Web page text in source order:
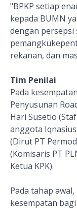
"BPKP setiap
kepada BUMN
dengan persepsi
rekanan, dan
Tim Penilai
Pada
Penyusunan
Hari Susetio
anggota
(Dirut PT
(Komisaris PT
Ketua KPK).
Pada tahap
kesempatan